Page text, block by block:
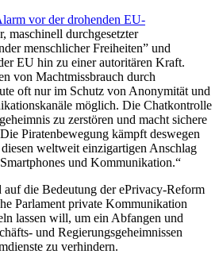
vor der drohenden EU-
maschinell durchgesetzter
menschlicher Freiheiten” und
EU hin zu einer autoritären Kraft.
von Machtmissbrauch durch
oft nur im Schutz von Anonymität und
möglich. Die Chatkontrolle
zu zerstören und macht sichere
Piratenbewegung kämpft deswegen
weltweit einzigartigen Anschlag
und Kommunikation.“
auf die Bedeutung der ePrivacy-Reform
Parlament private Kommunikation
lassen will, um ein Abfangen und
und Regierungsgeheimnissen
zu verhindern.